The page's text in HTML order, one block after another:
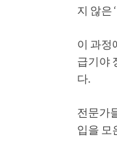
지 않은
이 과정
급기야
다.
전문가
입을 모